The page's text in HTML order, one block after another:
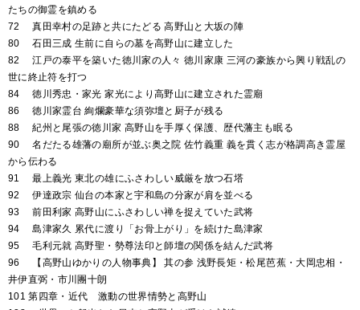
たちの御霊を鎮める
72 真田幸村の足跡と共にたどる 高野山と大坂の陣
80 石田三成 生前に自らの墓を高野山に建立した
82 江戸の泰平を築いた徳川家の人々 徳川家康 三河の豪族から興り戦乱の
世に終止符を打つ
84 徳川秀忠・家光 家光により高野山に建立された霊廟
86 徳川家霊台 絢爛豪華な須弥壇と厨子が残る
88 紀州と尾張の徳川家 高野山を手厚く保護、歴代藩主も眠る
90 名だたる雄藩の廟所が並ぶ奥之院 佐竹義重 義を貫く志が格調高き霊屋
から伝わる
91 最上義光 東北の雄にふさわしい威厳を放つ石塔
92 伊達政宗 仙台の本家と宇和島の分家が肩を並べる
93 前田利家 高野山にふさわしい禅を捉えていた武将
94 島津家久 累代に渡り「お骨上がり」を続けた島津家
95 毛利元就 高野聖・勢尊法印と師壇の関係を結んだ武将
96 【高野山ゆかりの人物事典】 其の参 浅野長矩・松尾芭蕉・大岡忠相・
井伊直弼・市川團十朗
101 第四章・近代 激動の世界情勢と高野山